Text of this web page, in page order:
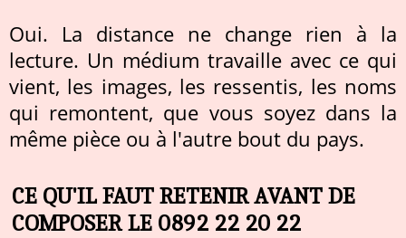
Oui. La distance ne change rien à la
lecture. Un médium travaille avec ce qui
vient, les images, les ressentis, les noms
qui remontent, que vous soyez dans la
même pièce ou à l'autre bout du pays.
CE QU'IL FAUT RETENIR AVANT DE
COMPOSER LE 0892 22 20 22